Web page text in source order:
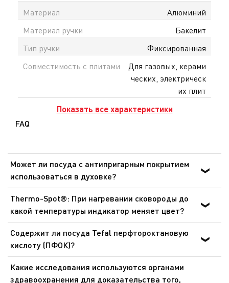
Материал
Алюминий
Материал ручки
Бакелит
Тип ручки
Фиксированная
Совместимость с плитами
Для газовых, керами
ческих, электрическ
их плит
Показать все характеристики
FAQ
Может ли посуда с антипригарным покрытием
использоваться в духовке?
Для приготовления пищи в духовке могут
использоваться только сковороды, ковши и сотейники
линейки Ingenio со съемными ручками, при этом
съемные ручки должны быть предварительно сняты.
Посуда никогда не должна использоваться в
микроволновых печах и аэрогрилях.
Thermo-Spot®: При нагревании сковороды до
какой температуры индикатор меняет цвет?
Сковороды: от 140 °C до 195 °C. Сковороды для блинов:
от 165 °C до 240 °C. Это оптимальная температура для
обжарки и готовки. Данный индикатор позволяет
готовить более здоровую пищу при идеальной
температуре.
Содержит ли посуда Tefal перфтороктановую
кислоту (ПФОК)?
Нет. Посуда Tefal с антипригарным покрытием не
содержит перфтороктановую кислоту (ПФОК). Это
Какие исследования используются органами
здравоохранения для доказательства того,